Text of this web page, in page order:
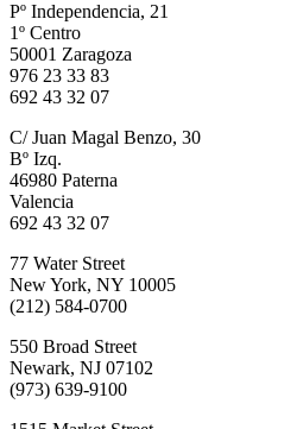
Pº Independencia, 21
1º Centro
50001 Zaragoza
976 23 33 83
692 43 32 07
C/ Juan Magal Benzo, 30
Bº Izq.
46980 Paterna
Valencia
692 43 32 07
77 Water Street
New York, NY 10005
(212) 584-0700
550 Broad Street
Newark, NJ 07102
(973) 639-9100